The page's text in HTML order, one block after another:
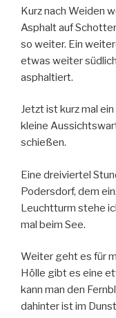
Kurz nach Weiden
Asphalt auf
so weiter. Ein
etwas weiter
asphaltiert.
Jetzt ist kurz mal
kleine
schießen.
Eine dreiviertel
Podersdorf, dem
Leuchtturm stehe
mal beim See.
Weiter geht es für
Hölle gibt es eine
kann man den
dahinter ist im